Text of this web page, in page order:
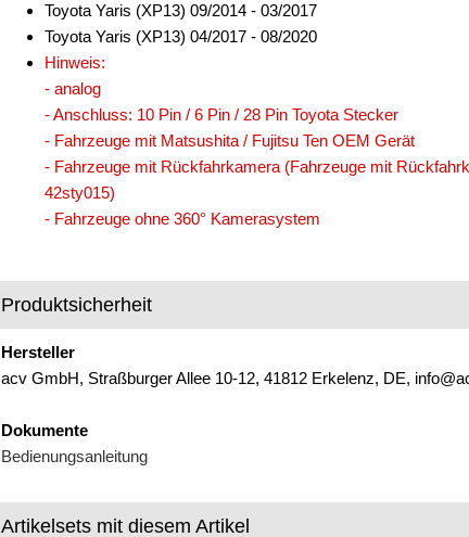
Toyota Yaris (XP13) 09/2014 - 03/2017
Toyota Yaris (XP13) 04/2017 - 08/2020
Hinweis:
- analog
- Anschluss: 10 Pin / 6 Pin / 28 Pin Toyota Stecker
- Fahrzeuge mit Matsushita / Fujitsu Ten OEM Gerät
- Fahrzeuge mit Rückfahrkamera (Fahrzeuge mit
42sty015)
- Fahrzeuge ohne 360° Kamerasystem
Produktsicherheit
Hersteller
acv GmbH, Straßburger Allee 10-12, 41812 Erkelenz, DE,
Dokumente
Bedienungsanleitung
Artikelsets mit diesem Artikel